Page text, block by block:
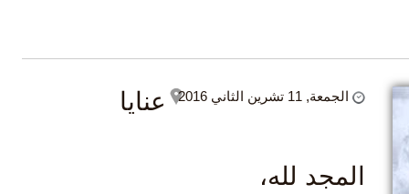
الجمعة, 11 تشرين الثاني 2016 عنايا
لله،